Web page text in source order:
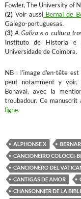
Fowler, The University of
(2) Voir aussi Bernal de
Galego-portuguesas.
(3) A Galiza e a cultura
Instituto de Historia e
Universidade de Coimbra.
NB : l’image d’en-tête
peut notamment y voir,
Bonaval, avec la
troubadour. Ce
ligne.
ALPHONSE X
CANCIONEIRO COLOCCI-
CANCIONERO DEL
CANTIGAS DE AMOR
CHANSONNIER DE LA